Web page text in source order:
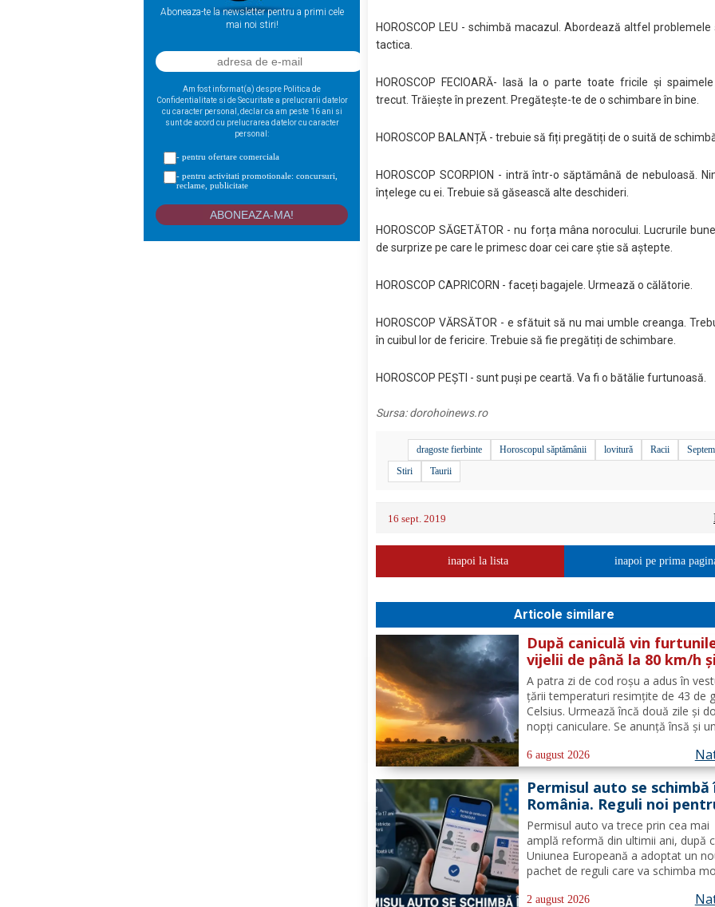
Aboneaza-te la newsletter pentru a primi cele
mai noi stiri!
Am fost informat(a) despre Politica de
Confidentialitate si de Securitate a prelucrarii datelor
cu caracter personal, declar ca am peste 16 ani si
sunt de acord cu prelucrarea datelor cu caracter
personal:
- pentru ofertare comerciala
- pentru activitati promotionale: concursuri,
reclame, publicitate
HOROSCOP LEU - schimbă macazul. Abordează altfel problemele
tactica.
HOROSCOP FECIOARĂ- lasă la o parte toate fricile și
trecut. Trăiește în prezent. Pregătește-te de o schimbare în bine.
HOROSCOP BALANȚĂ - trebuie să fiți pregătiți de o suită de
HOROSCOP SCORPION - intră într-o săptămână de nebuloasă.
înțelege cu ei. Trebuie să găsească alte deschideri.
HOROSCOP SĂGETĂTOR - nu forța mâna norocului. Lucrurile
de surprize pe care le primesc doar cei care știe să aștepte.
HOROSCOP CAPRICORN - faceți bagajele. Urmează o călătorie.
HOROSCOP VĂRSĂTOR - e sfătuit să nu mai umble creanga.
în cuibul lor de fericire. Trebuie să fie pregătiți de schimbare.
HOROSCOP PEȘTI - sunt puși pe ceartă. Va fi o bătălie furtunoasă.
Sursa:dorohoinews.ro
dragoste fierbinte Horoscopul săptămânii lovitură Racii
Stiri
Taurii
16 sept. 2019
inapoi la lista inapoi pe prima
Articole similare
După caniculă vin
vijelii de până la 80 km/h și
ploi puternice în mai
zone
A patra zi de cod roşu a adus în
ţării temperaturi resimţite de 43 de
Celsius. Urmează încă două zile şi
nopţi caniculare. Se anunţă însă şi un
extreme vor fi în vigoare în acelaşi
mare parte din ţară: un cod de
unul de...
6 august 2026
Permisul auto se schimbă
România. Reguli noi
milioane de conducători
Permisul auto va trece prin cea mai
amplă reformă din ultimii ani, după
Uniunea Europeană a adoptat un
pachet de reguli care va schimba
documentului. România va trebui să
2 august 2026